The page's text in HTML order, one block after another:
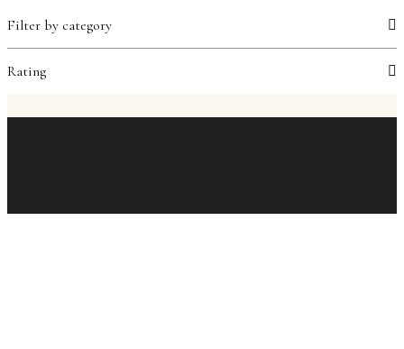
Filter by category
Rating